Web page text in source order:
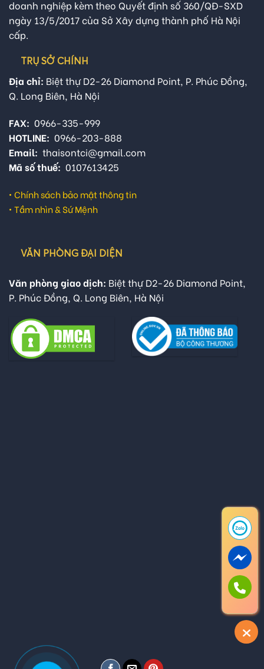
doanh nghiệp kèm theo Quyết định số 360/QĐ-SXD
ngày 13/5/2017 của Sở Xây dựng thành phố Hà Nội
cấp.
TRỤ SỞ CHÍNH
Địa chỉ: Biệt thự D2-26 Diamond Point, P. Phúc Đồng,
Q. Long Biên, Hà Nội
FAX: 0966-335-999
HOTLINE: 0966-203-888
Email: thaisontci@gmail.com
Mã số thuế: 0107613425
• Chính sách bảo mật thông tin
• Tầm nhìn & Sứ Mệnh
VĂN PHÒNG ĐẠI DIỆN
Văn phòng giao dịch: Biệt thự D2-26 Diamond Point,
P. Phúc Đồng, Q. Long Biên, Hà Nội